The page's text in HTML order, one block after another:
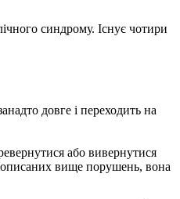
синдрому. Існує чотири
довге і переходить на
або вивернутися
описаних вище порушень, вона